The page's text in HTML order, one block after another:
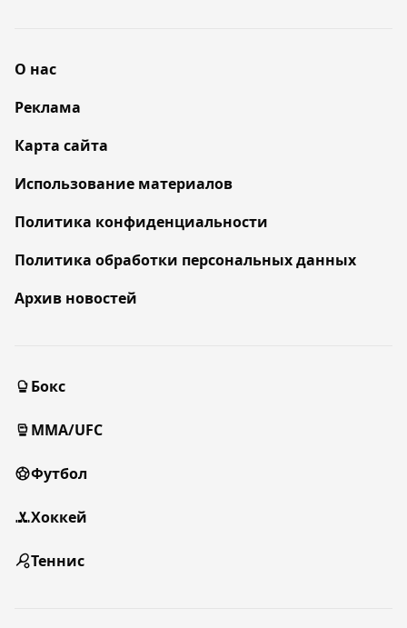
О нас
Реклама
Карта сайта
Использование материалов
Политика конфиденциальности
Политика обработки персональных данных
Архив новостей
Бокс
MMA/UFC
Футбол
Хоккей
Теннис